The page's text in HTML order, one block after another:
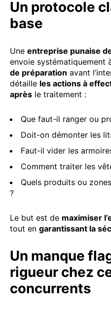
Un protocole
base
Une entreprise punaise
envoie systématiquement
de préparation avant
détaille les actions à
après le traitement :
Que faut-il ranger ou
Doit-on démonter les
Faut-il vider les
Comment traiter les
Quels produits ou
?
Le but est de maximiser
tout en garantissant la
Un manque
rigueur chez
concurrents